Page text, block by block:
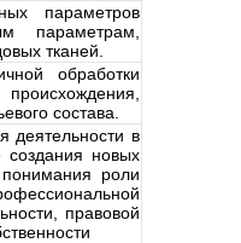
параметров
параметрам,
тканей.
обработки
состава.
деятельности в
создания новых
понимания роли
правовой